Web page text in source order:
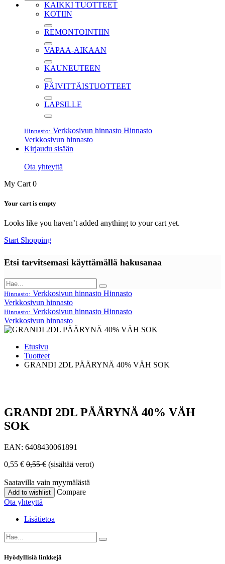
KAIKKI TUOTTEET
KOTIIN
REMONTOINTIIN
VAPAA-AIKAAN
KAUNEUTEEN
PÄIVITTÄISTUOTTEET
LAPSILLE
Hinnasto: Verkkosivun hinnasto Hinnasto
Verkkosivun hinnasto
Kirjaudu sisään
Ota yhteyttä
My Cart 0
Your cart is empty
Looks like you haven’t added anything to your cart yet.
Start Shopping
Etsi tarvitsemasi käyttämällä hakusanaa
Hinnasto: Verkkosivun hinnasto Hinnasto
Verkkosivun hinnasto
Hinnasto: Verkkosivun hinnasto Hinnasto
Verkkosivun hinnasto
Etusivu
Tuotteet
GRANDI 2DL PÄÄRYNÄ 40% VÄH SOK
GRANDI 2DL PÄÄRYNÄ 40% VÄH
SOK
EAN: 6408430061891
0,55 € 0,55€ (sisältää verot)
Saatavilla vain myymälästä
Add to wishlist
Compare
Ota yhteyttä
Lisätietoa
Hyödyllisiä linkkejä